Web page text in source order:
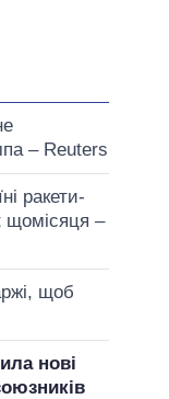
– Reuters
ракети-
щомісяця –
щоб
нові